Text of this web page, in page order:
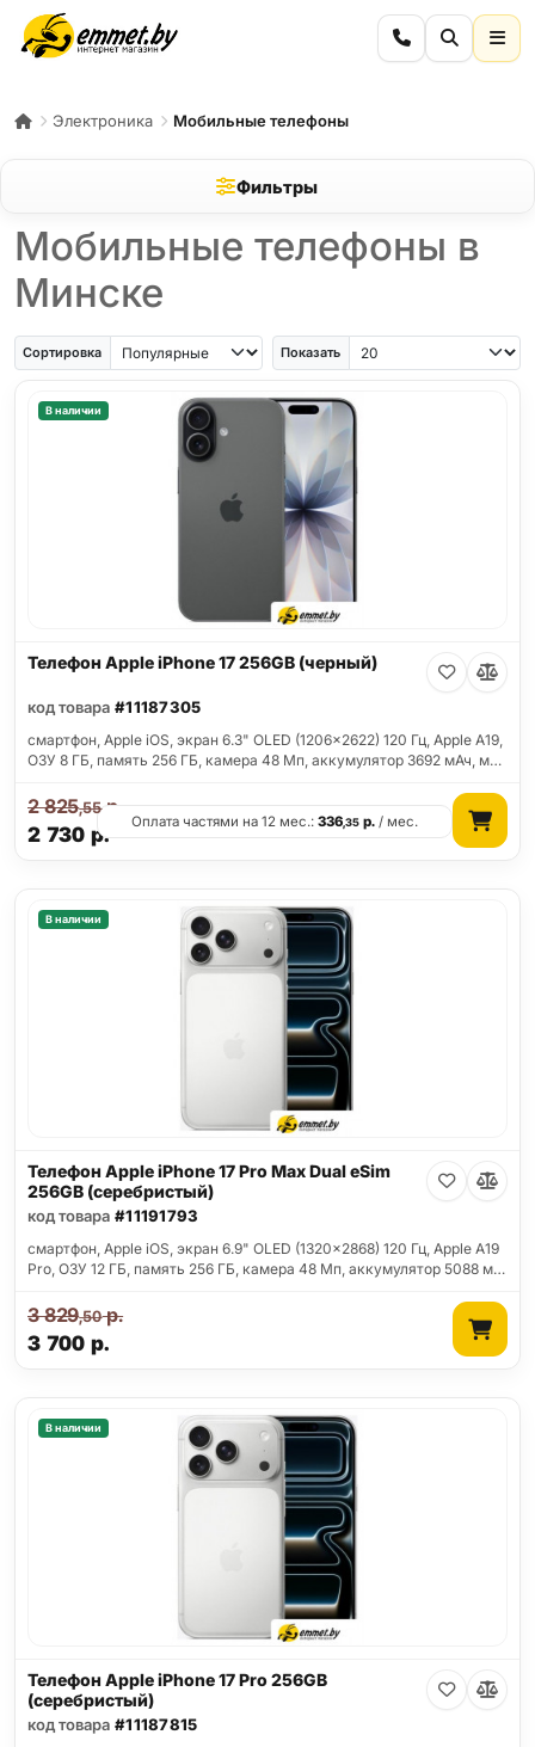
Электроника Мобильные телефоны
Фильтры
Мобильные телефоны в
Минске
iPhone AiriPhone SESamsung Galaxy A56Samsung Galaxy A57 iPhone 17
Сортировка Показать
В наличии
Телефон Apple iPhone 17 256GB (черный)
код товара #11187305
смартфон, Apple iOS, экран 6.3" OLED (1206x2622) 120 Гц, Apple A19,
ОЗУ 8 ГБ, память 256 ГБ, камера 48 Мп, аккумулятор 3692 мАч, м…
2 730 р.
2 825,55р.
Оплата частями на 12 мес.:336,35 р. / мес.
В наличии
Телефон Apple iPhone 17 Pro Max Dual eSim
256GB (серебристый)
код товара #11191793
смартфон, Apple iOS, экран 6.9" OLED (1320x2868) 120 Гц, Apple A19
Pro, ОЗУ 12 ГБ, память 256 ГБ, камера 48 Мп, аккумулятор 5088 м…
3 700 р.
3 829,50р.
В наличии
Телефон Apple iPhone 17 Pro 256GB
(серебристый)
код товара #11187815